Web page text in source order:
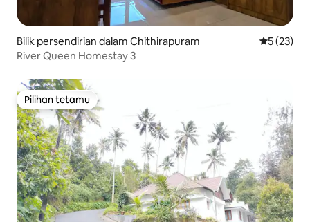
Bilik persendirian dalam Chithirapuram
5 (23)
River Queen Homestay 3
Pilihan tetamu
Pilihan tetamu